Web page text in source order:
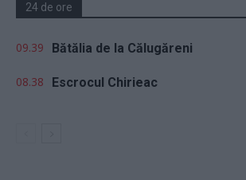
24 de ore
09.39 Bătălia de la Călugăreni
08.38 Escrocul Chirieac